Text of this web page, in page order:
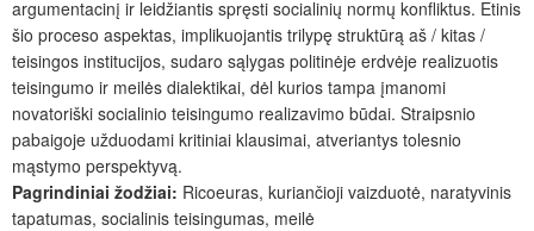
argumentacinį ir leidžiantis spręsti socialinių normų konfliktus. Etinis
šio proceso aspektas, implikuojantis trilypę struktūrą aš / kitas /
teisingos institucijos, sudaro sąlygas politinėje erdvėje realizuotis
teisingumo ir meilės dialektikai, dėl kurios tampa įmanomi
novatoriški socialinio teisingumo realizavimo būdai. Straipsnio
pabaigoje užduodami kritiniai klausimai, atveriantys tolesnio
mąstymo perspektyvą.
Pagrindiniai žodžiai: Ricoeuras, kuriančioji vaizduotė, naratyvinis
tapatumas, socialinis teisingumas, meilė